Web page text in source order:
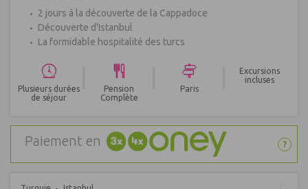
2 jours à la découverte de la Cappadoce
Découverte d'Istanbul
La formidable hospitalité des turcs
Plusieurs durées
de séjour
Pension
Complète
Paris
Excursions
incluses
Paiement en ?